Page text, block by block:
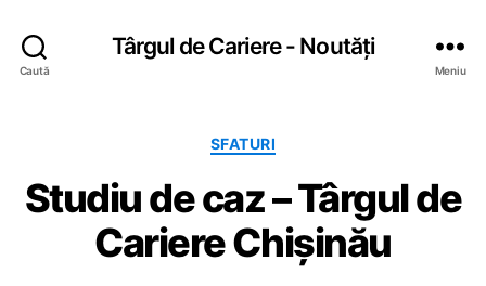
Caută
Târgul de Cariere - Noutăți
Meniu
C
t
e
g
o
SFATURI
Studiu de caz – Târgul de
Cariere Chișinău